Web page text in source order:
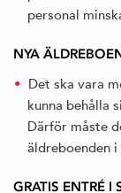
personal
NYA
Det ska vara
kunna behålla
Därför måste
äldreboenden
GRATIS ENTRÉ